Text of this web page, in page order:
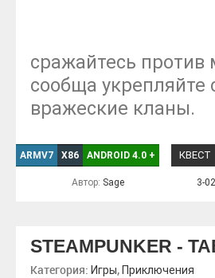
сражайтесь против
сообща укрепляйте
вражеские кланы.
ARMV7 X86 ANDROID 4.0 + КВЕСТ
Автор: Sage 3-
STEAMPUNKER -
Категория: Игры, Приключения